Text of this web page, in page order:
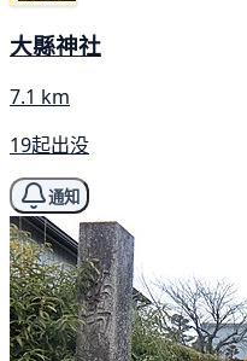
大縣神社
7.1 km
19起出没
通知